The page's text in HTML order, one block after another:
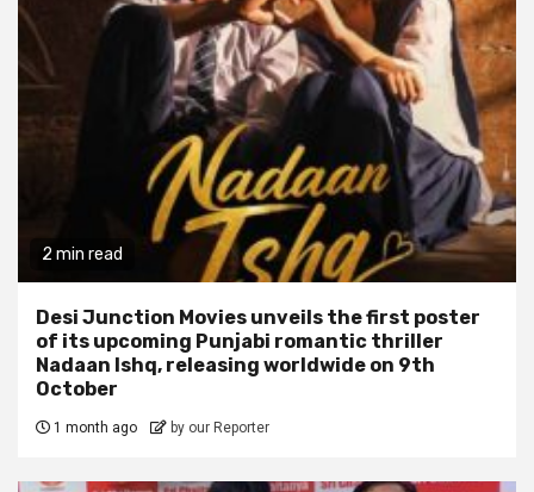
2 min read
Desi Junction Movies unveils the first poster
of its upcoming Punjabi romantic thriller
Nadaan Ishq, releasing worldwide on 9th
October
1 month ago by our Reporter